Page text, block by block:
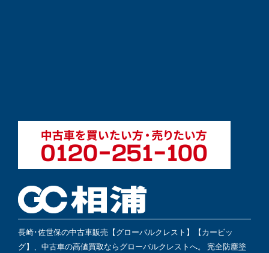
長崎･佐世保の中古車販売【グローバルクレスト】【カービッ
グ】、中古車の高値買取ならグローバルクレストへ。 完全防塵塗